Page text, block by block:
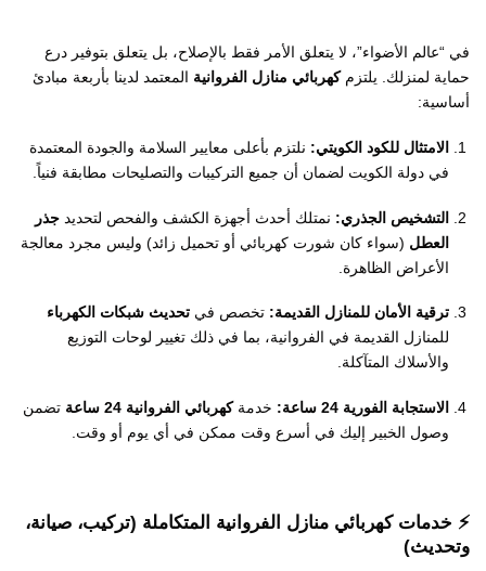
في “عالم الأضواء”، لا يتعلق الأمر فقط بالإصلاح، بل يتعلق بتوفير درع
حماية لمنزلك. يلتزمكهربائي منازل الفروانية المعتمد لدينا بأربعة مبادئ
أساسية:
الامتثال للكود الكويتي: نلتزم بأعلى معايير السلامة والجودة المعتمدة
في دولة الكويت لضمان أن جميع التركيبات والتصليحات مطابقة فنياً.
التشخيص الجذري: نمتلك أحدث أجهزة الكشف والفحص لتحديد جذر
العطل (سواء كان شورت كهربائي أو تحميل زائد) وليس مجرد معالجة
الأعراض الظاهرة.
ترقية الأمان للمنازل القديمة: تخصص في تحديث شبكات الكهرباء
للمنازل القديمة في الفروانية، بما في ذلك تغيير لوحات التوزيع
والأسلاك المتآكلة.
الاستجابة الفورية 24 ساعة: خدمةكهربائي الفروانية 24 ساعة
تضمن
وصول الخبير إليك في أسرع وقت ممكن في أي يوم أو وقت.
⚡️ خدماتكهربائي منازل الفروانية المتكاملة (تركيب، صيانة،
وتحديث)